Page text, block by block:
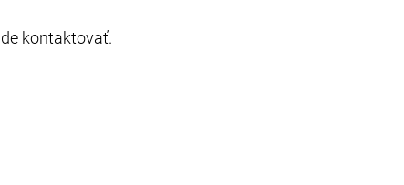
kontaktovať.